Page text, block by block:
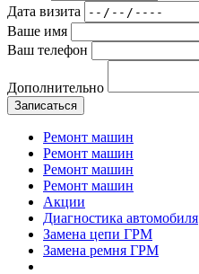
Дата визита
Ваше имя
Ваш телефон
Дополнительно
Записаться
Ремонт машин
Ремонт машин
Ремонт машин
Ремонт машин
Акции
Диагностика автомобиля
Замена цепи ГРМ
Замена ремня ГРМ